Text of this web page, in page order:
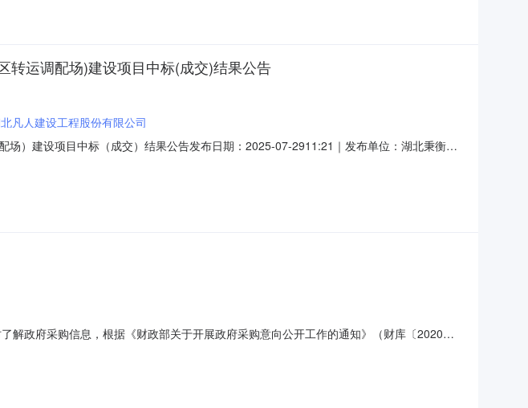
转运调配场)建设项目中标(成交)结果公告
凡人建设工程股份有限公司
）建设项目中标（成交）结果公告发布日期：2025-07-2911:21｜发布单位：湖北秉衡工
股份有限公司供应商地址：鄂州市武昌大道497号东方名居6、7、8号楼2-01铺中
政府采购信息，根据《财政部关于开展政府采购意向公开工作的通知》（财库〔2020〕
:购置环卫作业车辆需满足的要求:符合甲方工作要求2752025-08无本次公开的采购意向